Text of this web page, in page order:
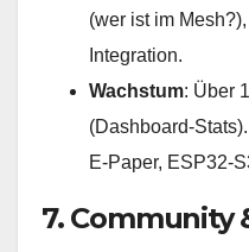
(wer ist im
Integration.
Wachstum: Über
(Dashboard-
E-Paper, ESP32-
7. Community